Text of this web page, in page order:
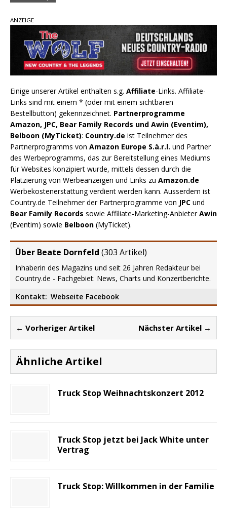
ANZEIGE
Einige unserer Artikel enthalten s.g. Affiliate-Links. Affiliate-
Links sind mit einem * (oder mit einem sichtbaren
Bestellbutton) gekennzeichnet. Partnerprogramme
Amazon, JPC, Bear Family Records und Awin (Eventim),
Belboon (MyTicket): Country.de ist Teilnehmer des
Partnerprogramms von Amazon Europe S.à.r.l. und Partner
des Werbeprogramms, das zur Bereitstellung eines Mediums
für Websites konzipiert wurde, mittels dessen durch die
Platzierung von Werbeanzeigen und Links zu Amazon.de
Werbekostenerstattung verdient werden kann. Ausserdem ist
Country.de Teilnehmer der Partnerprogramme von JPC und
Bear Family Records sowie Affiliate-Marketing-AnbieterAwin
(Eventim) sowie Belboon (MyTicket).
Über Beate Dornfeld (303 Artikel)
Inhaberin des Magazins und seit 26 Jahren Redakteur bei
Country.de - Fachgebiet: News, Charts und Konzertberichte.
Kontakt: Webseite Facebook
← Vorheriger Artikel Nächster Artikel →
Ähnliche Artikel
Truck Stop Weihnachtskonzert 2012
Truck Stop jetzt bei Jack White unter
Vertrag
Truck Stop: Willkommen in der Familie